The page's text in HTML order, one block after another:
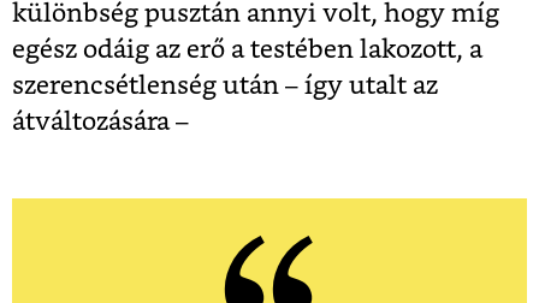
különbség pusztán annyi volt, hogy míg
egész odáig az erő a testében lakozott, a
szerencsétlenség után – így utalt az
átváltozására –